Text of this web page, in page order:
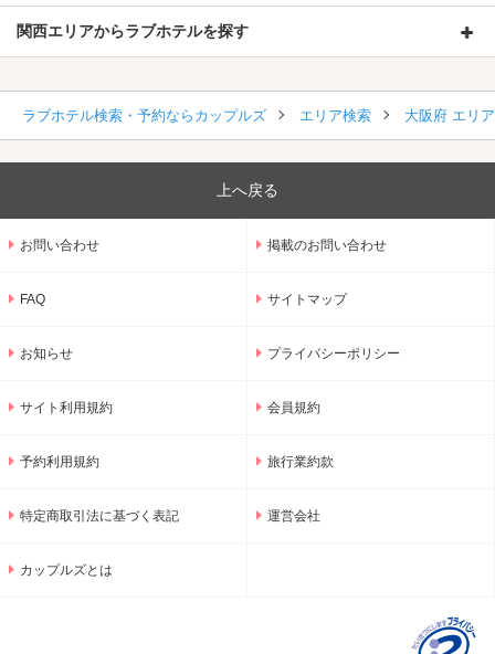
関西エリアからラブホテルを探す
ラブホテル検索・予約ならカップルズ エリア検索 大阪府 エリ
上へ戻る
お問い合わせ 掲載のお問い合わせ
FAQ サイトマップ
お知らせ プライバシーポリシー
サイト利用規約 会員規約
予約利用規約 旅行業約款
特定商取引法に基づく表記 運営会社
カップルズとは